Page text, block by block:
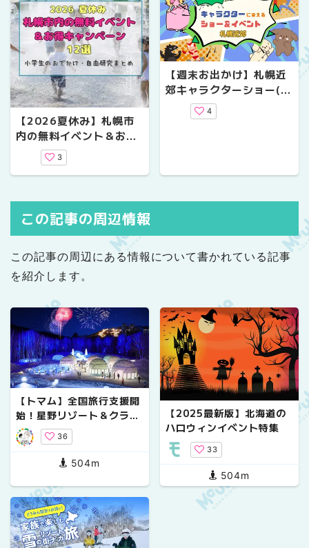
【2026夏休み】札幌市
内の無料イベント＆お得
キャンペーン12選！小学
生のおでかけ・自由研究
まとめ
3
【週末お出かけ】札幌近
郊キャラクターショー(2
026年8月～9月)
4
この記事の周辺情報
この記事の周辺にある情報について書かれている記事
を紹介します。
【トマム】全国旅行支援開
始！星野リゾート＆クラブ
メッド
36
504m
【2025最新版】北海道の
ハロウィンイベント特集
33
504m